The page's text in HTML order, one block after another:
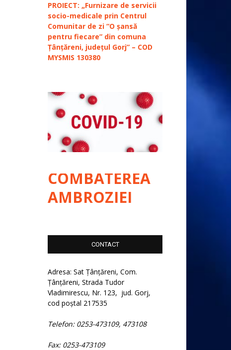
PROIECT: „Furnizare de servicii
socio-medicale prin Centrul
Comunitar de zi “O șansă
pentru fiecare” din comuna
Țânțăreni, județul Gorj” – COD
MYSMIS 130380
COMBATEREA
AMBROZIEI
CONTACT
Adresa: Sat Țânțăreni, Com.
Țânțăreni, Strada Tudor
Vladimirescu, Nr. 123, jud. Gorj,
cod poștal 217535
Telefon: 0253-473109, 473108
Fax: 0253-473109